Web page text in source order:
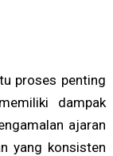
proses penting
dampak
ajaran
yang konsisten